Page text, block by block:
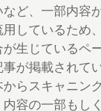
平和島
ど、一部内容
しているため
生じているペ
が掲載されて
らスキャニン
容の一部もし